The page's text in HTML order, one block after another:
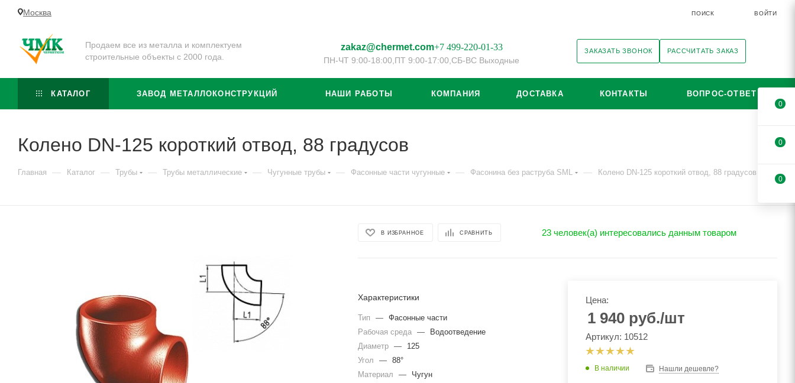
Москва ПОИСК ВОЙТИ
Продаем все из металла и комплектуем
строительные объекты с 2000 года.
zakaz@chermet.com+7 499-220-01-33
ПН-ЧТ 9:00-18:00, ПТ 9:00-17:00, СБ-ВС Выходные
ЗАКАЗАТЬ ЗВОНОК РАССЧИТАТЬ ЗАКАЗ
КАТАЛОГ ЗАВОД МЕТАЛЛОКОНСТРУКЦИЙ НАШИ РАБОТЫ КОМПАНИЯ ДОСТАВКА КОНТАКТЫ ВОПРОС-ОТВЕТ
Колено DN-125 короткий отвод, 88 градусов
Главная — Каталог — Трубы — Трубы металлические — Чугунные трубы — Фасонные части чугунные — Фасонина без раструба SML — Колено DN-125 короткий отвод, 88 градусов
В ИЗБРАННОЕ СРАВНИТЬ 23 человек(а) интересовались данным товаром
Характеристики
Тип —
Фасонные части
Рабочая среда
—
Водоотведение
Диаметр
—
125
Угол
—
88°
Материал
—
Чугун
Цена:
1 940руб./шт
Артикул: 10512
В наличии Нашли дешевле?
0
0
0